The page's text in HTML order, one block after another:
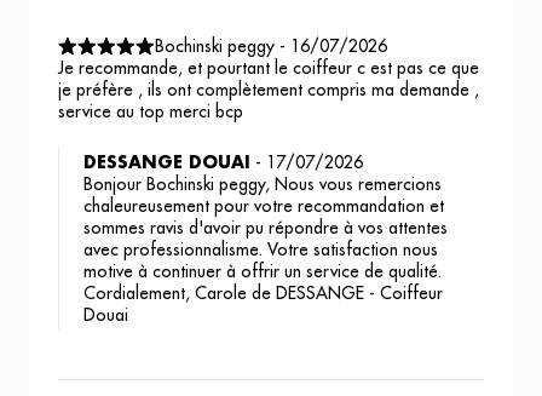
Bochinski peggy - 16/07/2026
Je recommande, et pourtant le coiffeur c est pas ce que
je préfère , ils ont complètement compris ma demande ,
service au top merci bcp
DESSANGE DOUAI - 17/07/2026
Bonjour Bochinski peggy, Nous vous remercions
chaleureusement pour votre recommandation et
sommes ravis d'avoir pu répondre à vos attentes
avec professionnalisme. Votre satisfaction nous
motive à continuer à offrir un service de qualité.
Cordialement, Carole de DESSANGE - Coiffeur
Douai